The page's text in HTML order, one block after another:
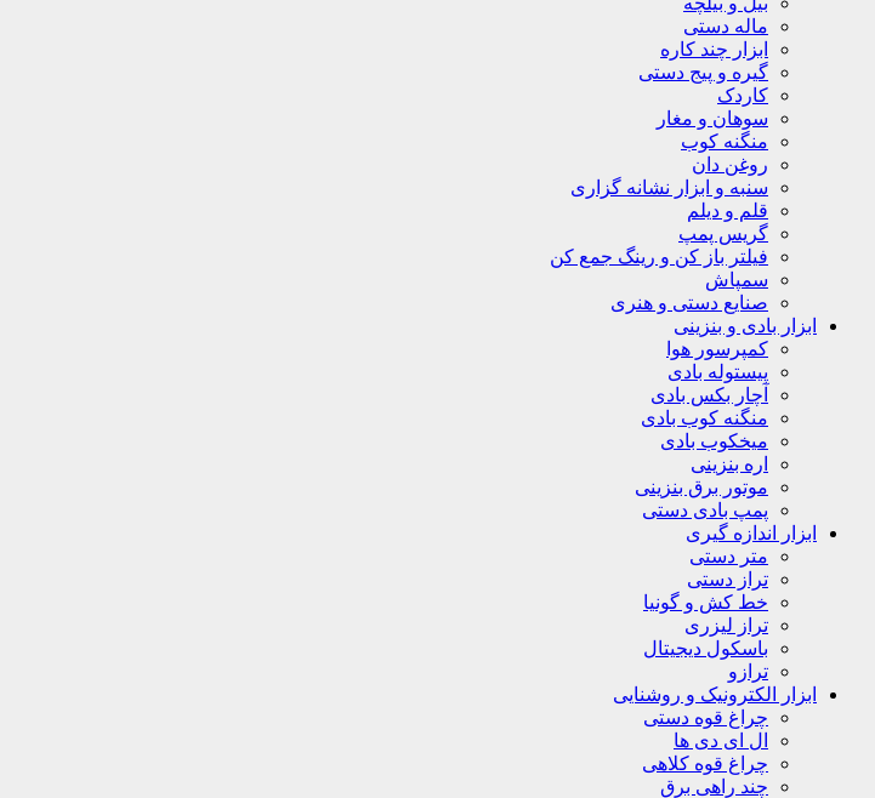
ماله دستی
ابزار چند کاره
گیره و پیج دستی
کاردک
سوهان و مغار
منگنه کوب
روغن دان
سنبه و ابزار نشانه گزاری
قلم و دیلم
گریس پمپ
فیلتر باز کن و رینگ جمع کن
سمپاش
صنایع دستی و هنری
ابزار بادی و بنزینی
کمپرسور هوا
پیستوله بادی
آچار بکس بادی
منگنه کوب بادی
میخکوب بادی
اره بنزینی
موتور برق بنزینی
پمپ بادی دستی
ابزار اندازه گیری
متر دستی
تراز دستی
خط کش و گونیا
تراز لیزری
باسکول دیجیتال
ترازو
ابزار الکترونیک و روشنایی
چراغ قوه دستی
ال ای دی ها
چراغ قوه کلاهی
چند راهی برق